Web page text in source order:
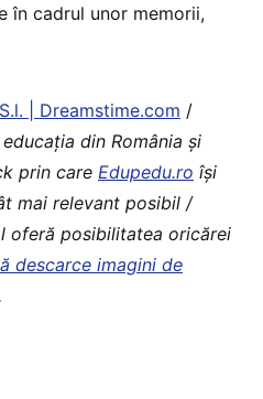
în cadrul unor memorii,
| Dreamstime.com /
din România şi
prin care Edupedu.ro îşi
mai relevant posibil /
oferă posibilitatea oricărei
descarce imagini de